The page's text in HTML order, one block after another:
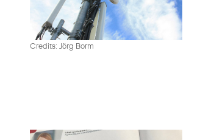
Credits: Jörg Borm